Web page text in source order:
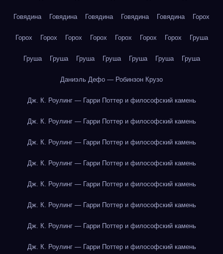
Говядина Говядина Говядина Говядина Говядина Горох
Горох Горох Горох Горох Горох Горох Горох Груша
Груша Груша Груша Груша Груша Груша Груша
Даниэль Дефо — Робинзон Крузо
Дж. К. Роулинг — Гарри Поттер и философский камень
Дж. К. Роулинг — Гарри Поттер и философский камень
Дж. К. Роулинг — Гарри Поттер и философский камень
Дж. К. Роулинг — Гарри Поттер и философский камень
Дж. К. Роулинг — Гарри Поттер и философский камень
Дж. К. Роулинг — Гарри Поттер и философский камень
Дж. К. Роулинг — Гарри Поттер и философский камень
Дж. К. Роулинг — Гарри Поттер и философский камень